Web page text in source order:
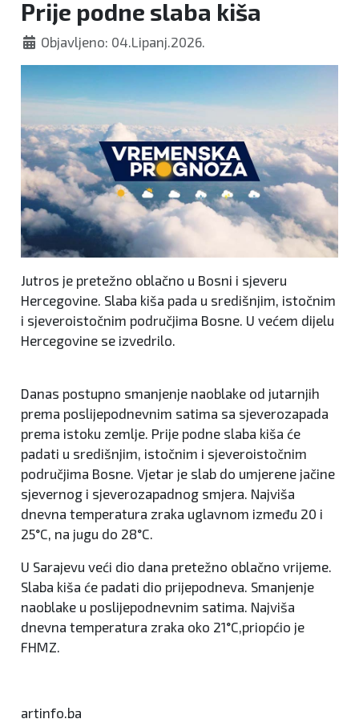
Prije podne slaba kiša
Objavljeno: 04.Lipanj.2026.
Jutros je pretežno oblačno u Bosni i sjeveru
Hercegovine. Slaba kiša pada u središnjim, istočnim
i sjeveroistočnim područjima Bosne. U većem dijelu
Hercegovine se izvedrilo.
Danas postupno smanjenje naoblake od jutarnjih
prema poslijepodnevnim satima sa sjeverozapada
prema istoku zemlje. Prije podne slaba kiša će
padati u središnjim, istočnim i sjeveroistočnim
područjima Bosne. Vjetar je slab do umjerene jačine
sjevernog i sjeverozapadnog smjera. Najviša
dnevna temperatura zraka uglavnom između 20 i
25°C, na jugu do 28°C.
U Sarajevu veći dio dana pretežno oblačno vrijeme.
Slaba kiša će padati dio prijepodneva. Smanjenje
naoblake u poslijepodnevnim satima. Najviša
dnevna temperatura zraka oko 21°C,priopćio je
FHMZ.
artinfo.ba